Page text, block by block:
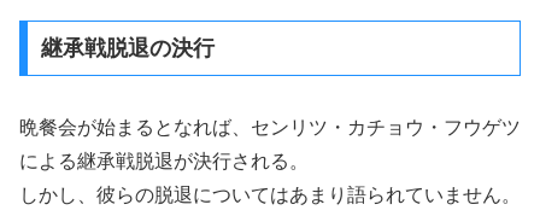
継承戦脱退の決行
晩餐会が始まるとなれば、センリツ・カチョウ・フウゲツ
による継承戦脱退が決行される。
しかし、彼らの脱退についてはあまり語られていません。